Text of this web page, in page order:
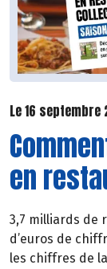
Le 16 septembre
en
3,7 milliards de
d’euros de
les chiffres de